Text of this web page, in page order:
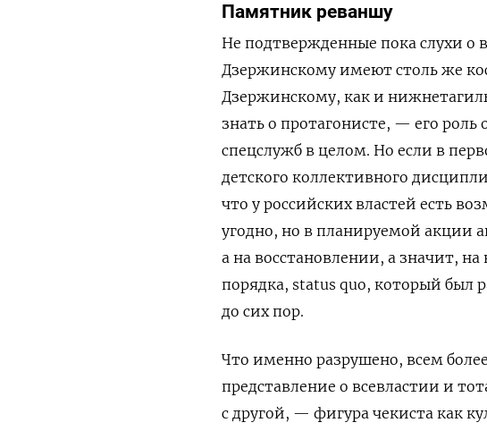
Памятник реваншу
Не подтвержденные пока слухи о
Дзержинскому имеют столь же
Дзержинскому, как и
знать о протагонисте, — его
спецслужб в целом. Но если в
детского коллективного
что у российских властей есть
угодно, но в планируемой акции
а на восстановлении, а значит,
порядка, status quo, который был
до сих пор.
Что именно разрушено, всем
представление о всевластии и
с другой, — фигура чекиста как